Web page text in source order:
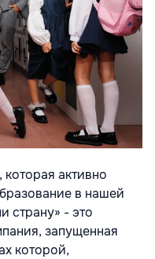
активно
в нашей
страну» - это
запущенная
которой,